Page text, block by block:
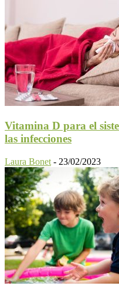
Vitamina D para el
las infecciones
Laura Bonet - 23/02/2023